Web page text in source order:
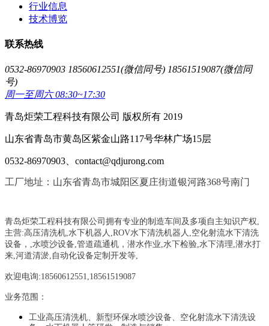
行业信息
技术博览
联系热线
0532-86970903 18560612551(微信同号) 18561519087(微信同
号)
周一至周六 08:30~17:30
青岛炬荣工程科技有限公司 版权所有 2019
山东省青岛市黄岛区紫金山路117号华林广场15层
0532-86970903、contact@qdjurong.com
工厂地址：山东省青岛市城阳区夏庄街道银河路368号南门
青岛炬荣工程科技有限公司拥有专业的制造车间及多项自主知识产权,
主营:高压清洗机,水下机器人,ROV水下清洗机器人,空化射流水下清洗
设备， ,水喷沙设备,管道疏通机 ， 潜水作业,水下检验,水下清理,潜水打
来,河道清淤,自动化设备定制开发等,
欢迎电询:18560612551,18561519087
业务范围：
工业高压清洗机、新型环保水喷沙设备、空化射流水下清洗设